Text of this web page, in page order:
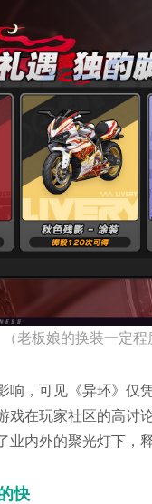
（老板娘的换装一定
响，可见《异环》仅
戏在玩家社区的高讨
业内外的聚光灯下，
快